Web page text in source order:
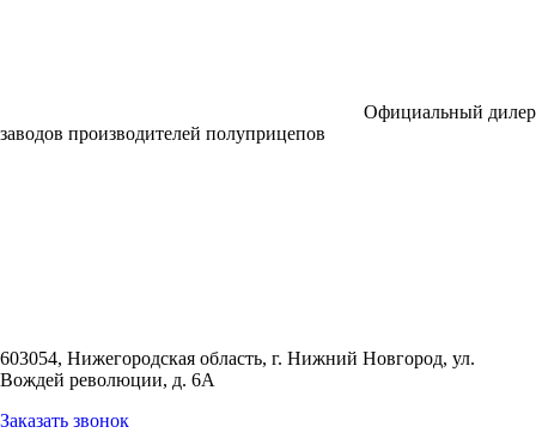
Официальный дилер
заводов производителей полуприцепов
603054, Нижегородская область, г. Нижний Новгород, ул.
Вождей революции, д. 6А
Заказать звонок